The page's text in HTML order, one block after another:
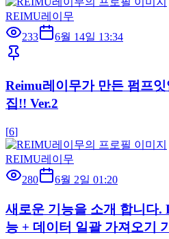
REIMU레이무
233
6월 14일 13:34
Reimu레이무가 만든 펌프
집!! Ver.2
[6]
REIMU레이무
280
6월 2일 01:20
새로운 기능을 소개 합니다.
능 + 데이터 일괄 가져오기